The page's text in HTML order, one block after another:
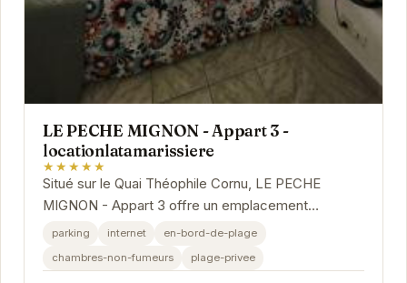
LE PECHE MIGNON - Appart 3 -
locationlatamarissiere
★★★★★
Situé sur le Quai Théophile Cornu, LE PECHE
MIGNON - Appart 3 offre un emplacement
privilégié pour explorer Agde. Avec ses
parking internet
en-bord-de-plage
chambres-non-fumeurs
plage-privee